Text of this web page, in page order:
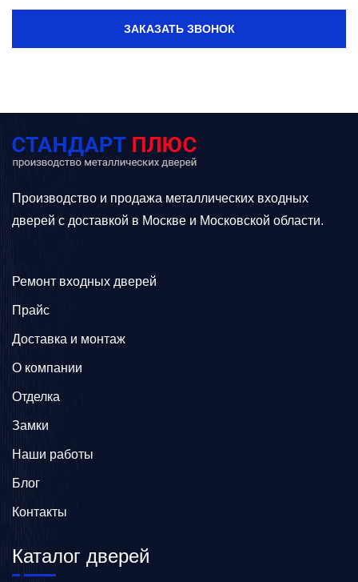
ЗАКАЗАТЬ ЗВОНОК
Производство и продажа металлических входных
дверей с доставкой в Москве и Московской области.
Ремонт входных дверей
Прайс
Доставка и монтаж
О компании
Отделка
Замки
Наши работы
Блог
Контакты
Каталог дверей